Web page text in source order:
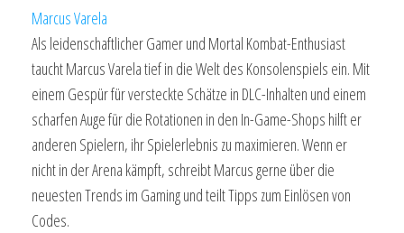
Marcus Varela
Als leidenschaftlicher Gamer und Mortal Kombat-Enthusiast
taucht Marcus Varela tief in die Welt des Konsolenspiels ein. Mit
einem Gespür für versteckte Schätze in DLC-Inhalten und einem
scharfen Auge für die Rotationen in den In-Game-Shops hilft er
anderen Spielern, ihr Spielerlebnis zu maximieren. Wenn er
nicht in der Arena kämpft, schreibt Marcus gerne über die
neuesten Trends im Gaming und teilt Tipps zum Einlösen von
Codes.